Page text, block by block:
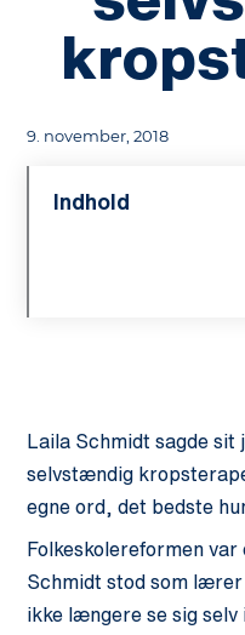
9. november, 2018
Indhold
Laila Schmidt sagde
selvstændig
egne ord, det bedste
Folkeskolereformen
Schmidt stod som
ikke længere se sig